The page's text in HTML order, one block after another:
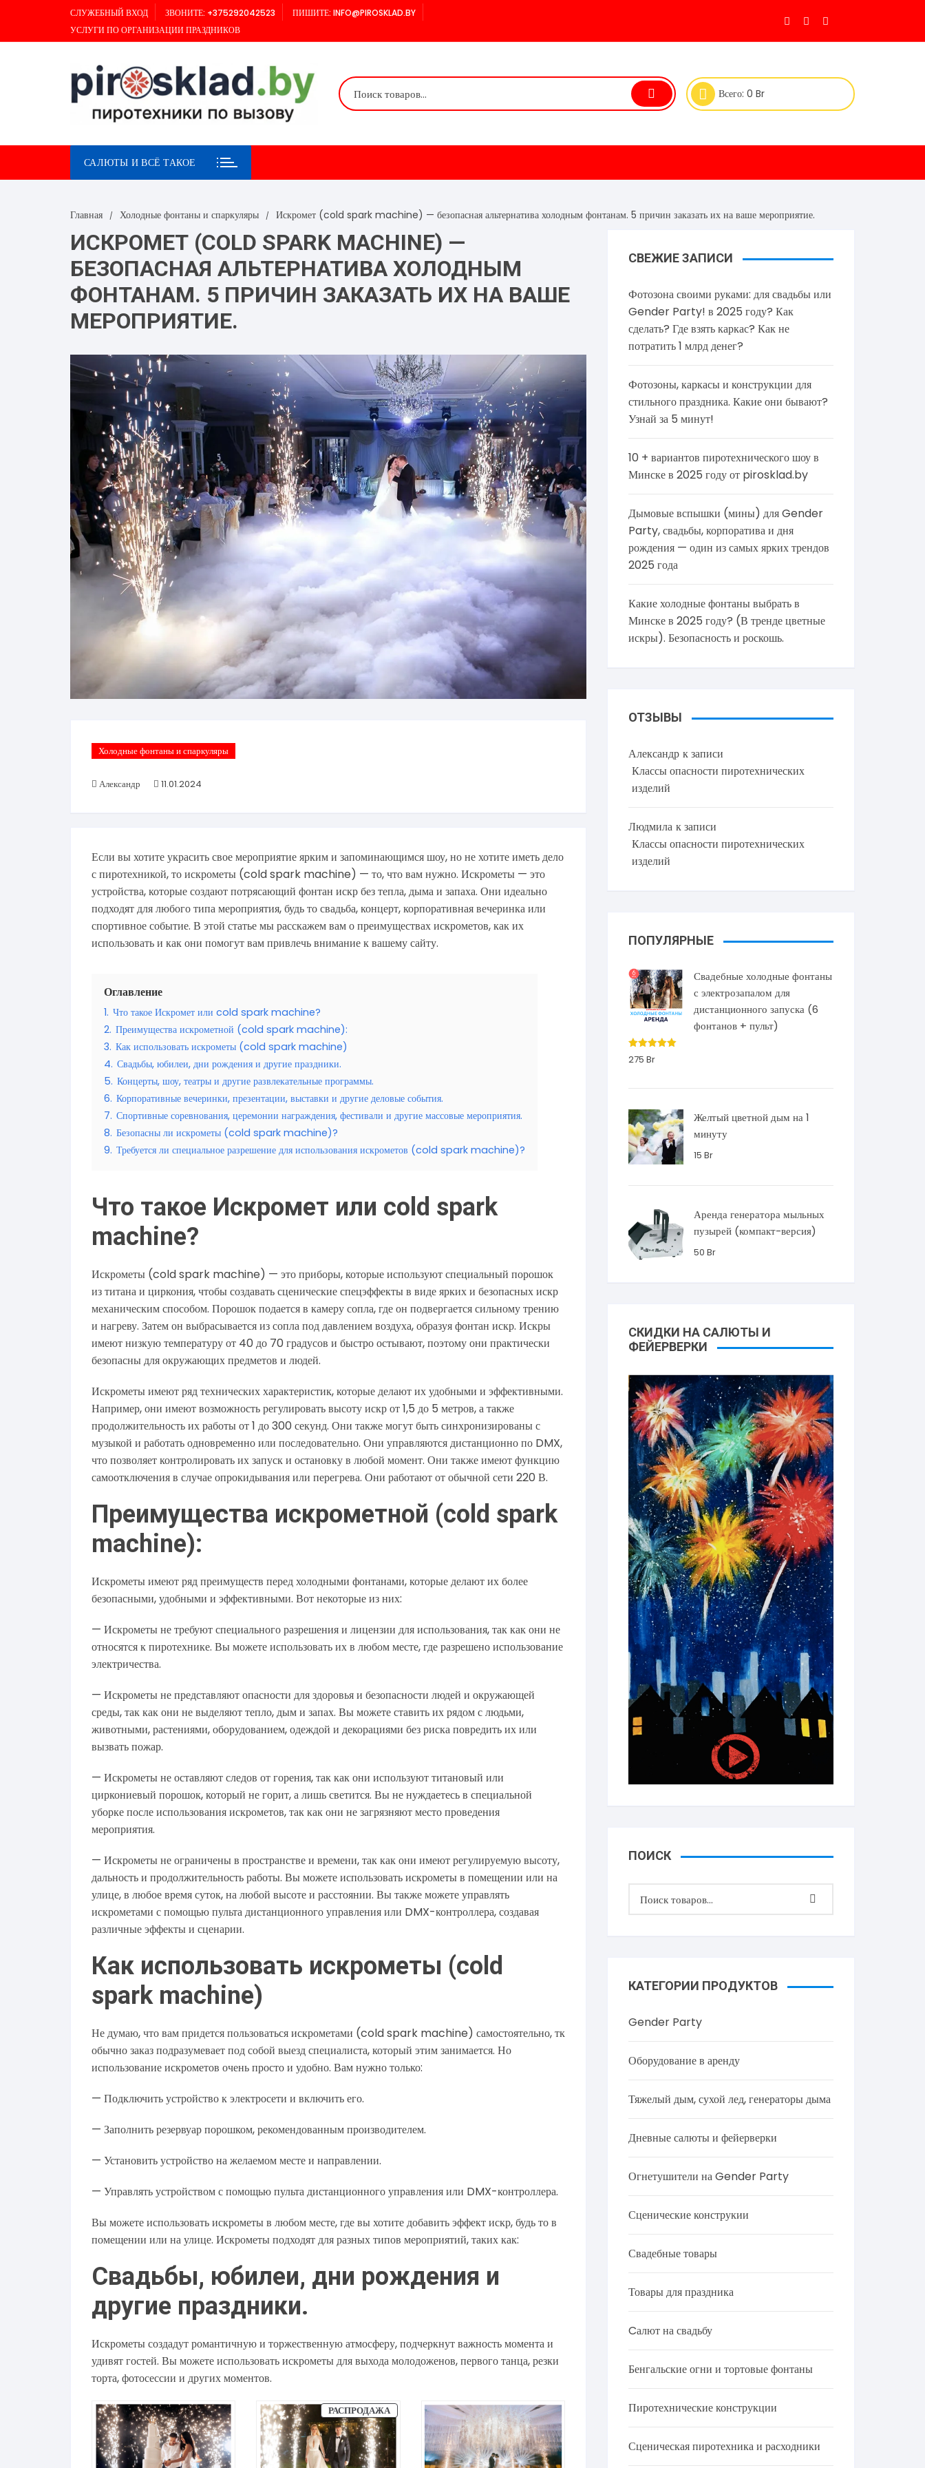
содержимому
СЛУЖЕБНЫЙ ВХОД ЗВОНИТЕ: +375292042523
ПИШИТЕ: INFO@PIROSKLAD.BY
УСЛУГИ ПО ОРГАНИЗАЦИИ ПРАЗДНИКОВ
Всего: 0 Br
САЛЮТЫ И ВСЁ ТАКОЕ
Главная Холодные фонтаны и спаркуляры Искромет (cold spark machine) — безопасная альтернатива холодным фонтанам. 5 причин заказать их на ваше мероприятие.
ИСКРОМЕТ (COLD SPARK MACHINE) —
БЕЗОПАСНАЯ АЛЬТЕРНАТИВА ХОЛОДНЫМ
ФОНТАНАМ. 5 ПРИЧИН ЗАКАЗАТЬ ИХ НА ВАШЕ
МЕРОПРИЯТИЕ.
Холодные фонтаны и спаркуляры
Александр 11.01.2024
Если вы хотите украсить свое мероприятие ярким и запоминающимся шоу, но не хотите иметь дело
с пиротехникой, то искрометы (cold spark machine) — то, что вам нужно. Искрометы — это
устройства, которые создают потрясающий фонтан искр без тепла, дыма и запаха. Они идеально
подходят для любого типа мероприятия, будь то свадьба, концерт, корпоративная вечеринка или
спортивное событие. В этой статье мы расскажем вам о преимуществах искрометов, как их
использовать и как они помогут вам привлечь внимание к вашему сайту.
Оглавление
1. Что такое Искромет или cold spark machine?
2. Преимущества искрометной (cold spark machine):
3. Как использовать искрометы (cold spark machine)
4. Свадьбы, юбилеи, дни рождения и другие праздники.
5. Концерты, шоу, театры и другие развлекательные программы.
6. Корпоративные вечеринки, презентации, выставки и другие деловые события.
7. Спортивные соревнования, церемонии награждения, фестивали и другие массовые мероприятия.
8. Безопасны ли искрометы (cold spark machine)?
9. Требуется ли специальное разрешение для использования искрометов (cold spark machine)?
Что такое Искромет или cold spark
machine?
Искрометы (cold spark machine) — это приборы, которые используют специальный порошок
из титана и циркония, чтобы создавать сценические спецэффекты в виде ярких и безопасных искр
механическим способом. Порошок подается в камеру сопла, где он подвергается сильному трению
и нагреву. Затем он выбрасывается из сопла под давлением воздуха, образуя фонтан искр. Искры
имеют низкую температуру от 40 до 70 градусов и быстро остывают, поэтому они практически
безопасны для окружающих предметов и людей.
Искрометы имеют ряд технических характеристик, которые делают их удобными и эффективными.
Например, они имеют возможность регулировать высоту искр от 1,5 до 5 метров, а также
продолжительность их работы от 1 до 300 секунд. Они также могут быть синхронизированы с
музыкой и работать одновременно или последовательно. Они управляются дистанционно по DMX,
что позволяет контролировать их запуск и остановку в любой момент. Они также имеют функцию
самоотключения в случае опрокидывания или перегрева. Они работают от обычной сети 220 В.
Преимущества искрометной (cold spark
machine):
Искрометы имеют ряд преимуществ перед холодными фонтанами, которые делают их более
безопасными, удобными и эффективными. Вот некоторые из них:
— Искрометы не требуют специального разрешения и лицензии для использования, так как они не
относятся к пиротехнике. Вы можете использовать их в любом месте, где разрешено использование
электричества.
— Искрометы не представляют опасности для здоровья и безопасности людей и окружающей
среды, так как они не выделяют тепло, дым и запах. Вы можете ставить их рядом с людьми,
животными, растениями, оборудованием, одеждой и декорациями без риска повредить их или
вызвать пожар.
— Искрометы не оставляют следов от горения, так как они используют титановый или
циркониевый порошок, который не горит, а лишь светится. Вы не нуждаетесь в специальной
уборке после использования искрометов, так как они не загрязняют место проведения
мероприятия.
— Искрометы не ограничены в пространстве и времени, так как они имеют регулируемую высоту,
дальность и продолжительность работы. Вы можете использовать искрометы в помещении или на
улице, в любое время суток, на любой высоте и расстоянии. Вы также можете управлять
искрометами с помощью пульта дистанционного управления или DMX-контроллера, создавая
различные эффекты и сценарии.
Как использовать искрометы (cold
spark machine)
Не думаю, что вам придется пользоваться искрометами (cold spark machine) самостоятельно, тк
обычно заказ подразумевает под собой выезд специалиста, который этим занимается. Но
использование искрометов очень просто и удобно. Вам нужно только:
— Подключить устройство к электросети и включить его.
— Заполнить резервуар порошком, рекомендованным производителем.
— Установить устройство на желаемом месте и направлении.
— Управлять устройством с помощью пульта дистанционного управления или DMX-контроллера.
Вы можете использовать искрометы в любом месте, где вы хотите добавить эффект искр, будь то в
помещении или на улице. Искрометы подходят для разных типов мероприятий, таких как:
Свадьбы, юбилеи, дни рождения и
другие праздники.
Искрометы создадут романтичную и торжественную атмосферу, подчеркнут важность момента и
удивят гостей. Вы можете использовать искрометы для выхода молодоженов, первого танца, резки
торта, фотосессии и других моментов.
РАСПРОДАЖАПРОДАВАЕМЫЙ
ТОВАР
СВЕЖИЕ ЗАПИСИ
Фотозона своими руками: для свадьбы или
Gender Party! в 2025 году? Как
сделать? Где взять каркас? Как не
потратить 1 млрд денег?
Фотозоны, каркасы и конструкции для
стильного праздника. Какие они бывают?
Узнай за 5 минут!
10 + вариантов пиротехнического шоу в
Минске в 2025 году от pirosklad.by
Дымовые вспышки (мины) для Gender
Party, свадьбы, корпоратива и дня
рождения — один из самых ярких трендов
2025 года
Какие холодные фонтаны выбрать в
Минске в 2025 году? (В тренде цветные
искры). Безопасность и роскошь.
ОТЗЫВЫ
Александр к записи
Классы опасности пиротехнических
изделий
Людмила к записи
Классы опасности пиротехнических
изделий
ПОПУЛЯРНЫЕ
Свадебные холодные фонтаны
с электрозапалом для
дистанционного запуска (6
фонтанов + пульт)
Оценка
5.00 из 5
275 Br
Желтый цветной дым на 1
минуту
15 Br
Аренда генератора мыльных
пузырей (компакт-версия)
50 Br
СКИДКИ НА САЛЮТЫ И
ФЕЙЕРВЕРКИ
ПОИСК
КАТЕГОРИИ ПРОДУКТОВ
Gender Party
Оборудование в аренду
Тяжелый дым, сухой лед, генераторы дыма
Дневные салюты и фейерверки
Огнетушители на Gender Party
Сценические конструкии
Свадебные товары
Товары для праздника
Cалют на свадьбу
Бенгальские огни и тортовые фонтаны
Пиротехнические конструкции
Сценическая пиротехника и расходники